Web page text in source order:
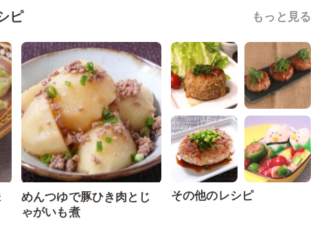
ピ もっと見る
めんつゆで豚ひき肉とじ
ゃがいも煮
その他のレシピ